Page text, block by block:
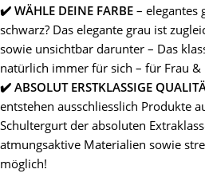
✔️ WÄHLE DEINE FARBE – elegantes
schwarz? Das elegante grau ist
sowie unsichtbar darunter – Das
natürlich immer für sich – für Frau &
✔️ ABSOLUT ERSTKLASSIGE
entstehen ausschliesslich Produkte
Schultergurt der absoluten
atmungsaktive Materialien sowie
möglich!